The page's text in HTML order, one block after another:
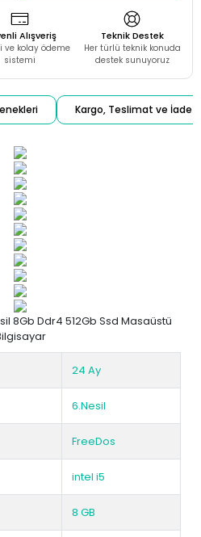
Alışveriş
ve kolay ödeme
sistemi
Teknik Destek
Her türlü teknik konuda
destek sunuyoruz
Kargo, Teslimat ve İade
8Gb Ddr4 512Gb Ssd Masaüstü
24 Ay
6.Nesil
FreeDos
intel i5
8 GB